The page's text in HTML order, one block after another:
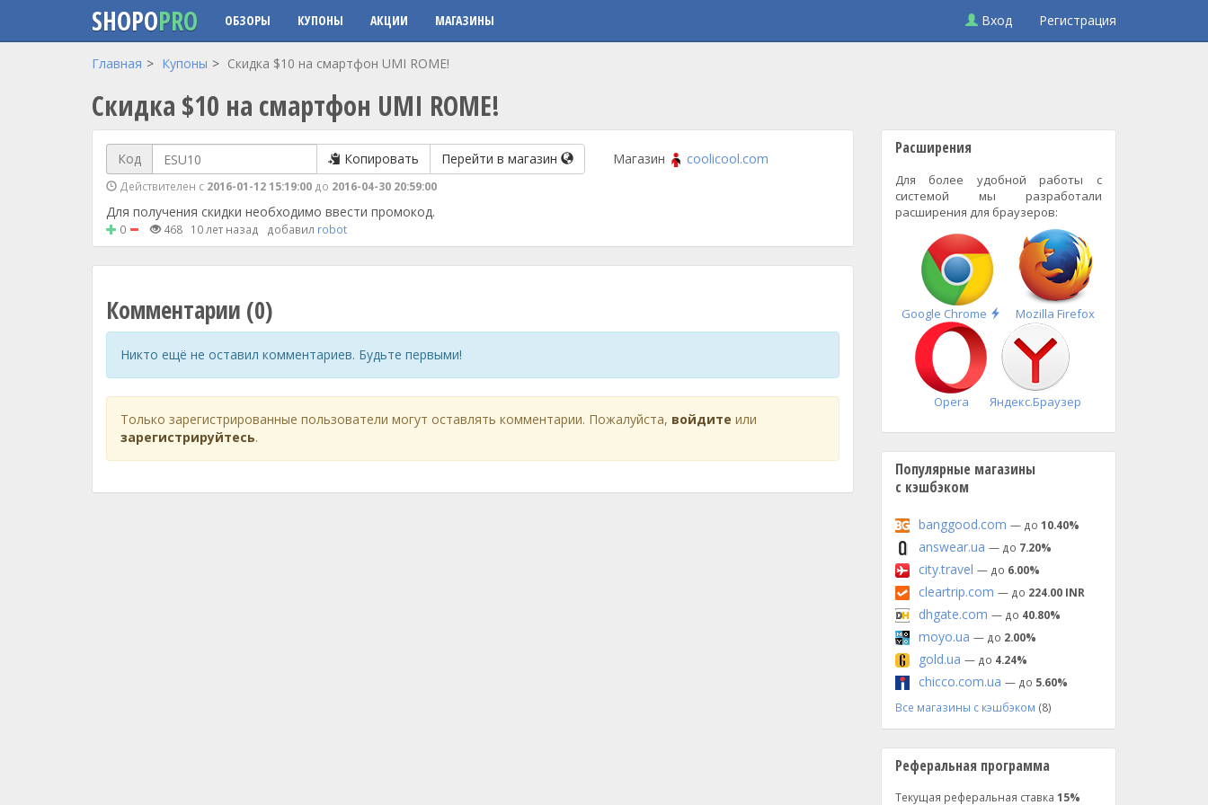
Перейти к основному содержанию
SHOPOPRO ОБЗОРЫ КУПОНЫ АКЦИИ МАГАЗИНЫ Вход Регистрация
Главная Купоны Скидка $10 на смартфон UMI ROME!
Скидка $10 на смартфон UMI ROME!
Код Копировать Перейти в магазин
Действителен с 2016-01-12 15:19:00 до 2016-04-30 20:59:00
Магазин coolicool.com
Для получения скидки необходимо ввести промокод.
0 468 10 лет назад добавил robot
Комментарии (0)
Никто ещё не оставил комментариев. Будьте первыми!
Только зарегистрированные пользователи могут оставлять комментарии. Пожалуйста, войдите или
зарегистрируйтесь.
Расширения
Для более удобной работы с
системой мы разработали
расширения для браузеров:
Google Chrome
Быстрая
установка
Mozilla Firefox
Opera Яндекс.Браузер
Популярные магазины
с кэшбэком
banggood.com — до 10.40%
answear.ua — до 7.20%
city.travel — до 6.00%
cleartrip.com — до 224.00 INR
dhgate.com — до 40.80%
moyo.ua — до 2.00%
gold.ua — до 4.24%
chicco.com.ua — до 5.60%
Все магазины с кэшбэком (8)
Реферальная программа
Текущая реферальная ставка 15%